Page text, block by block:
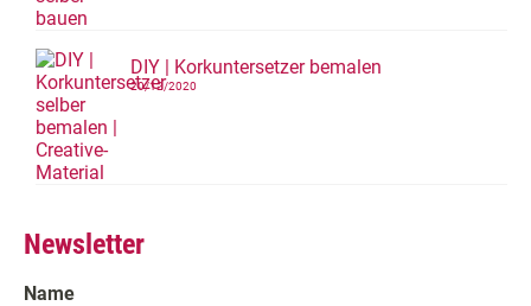
DIY | Korkuntersetzer bemalen
20/12/2020
Newsletter
Name